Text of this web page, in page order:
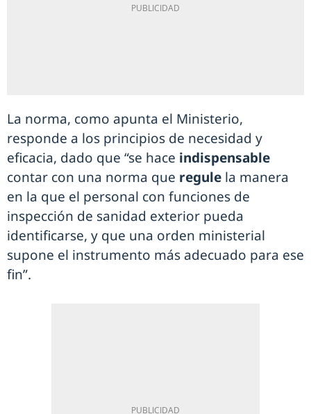
La norma, como apunta el Ministerio,
responde a los principios de necesidad y
eficacia, dado que “se hace indispensable
contar con una norma que regule la manera
en la que el personal con funciones de
inspección de sanidad exterior pueda
identificarse, y que una orden ministerial
supone el instrumento más adecuado para ese
fin”.